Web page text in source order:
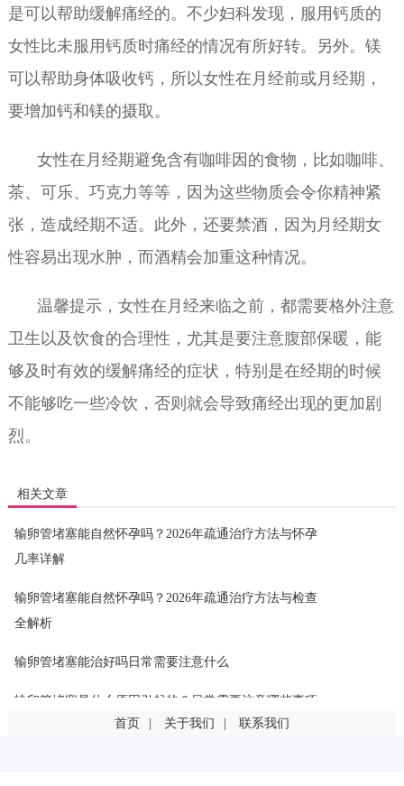
是可以帮助缓解痛经的。不少妇科发现，服用钙质的
女性比未服用钙质时痛经的情况有所好转。另外。镁
可以帮助身体吸收钙，所以女性在月经前或月经期，
要增加钙和镁的摄取。
女性在月经期避免含有咖啡因的食物，比如咖啡、
茶、可乐、巧克力等等，因为这些物质会令你精神紧
张，造成经期不适。此外，还要禁酒，因为月经期女
性容易出现水肿，而酒精会加重这种情况。
温馨提示，女性在月经来临之前，都需要格外注意
卫生以及饮食的合理性，尤其是要注意腹部保暖，能
够及时有效的缓解痛经的症状，特别是在经期的时候
不能够吃一些冷饮，否则就会导致痛经出现的更加剧
烈。
相关文章
输卵管堵塞能自然怀孕吗？2026年疏通治疗方法与怀孕
几率详解
输卵管堵塞能自然怀孕吗？2026年疏通治疗方法与检查
全解析
输卵管堵塞能治好吗日常需要注意什么
输卵管堵塞是什么原因引起的？日常需要注意哪些事项
首页 关于我们 联系我们